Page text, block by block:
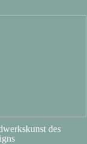
des